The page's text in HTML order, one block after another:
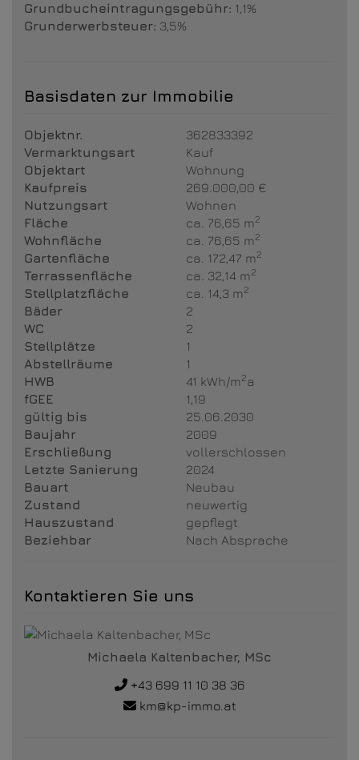
Grundbucheintragungsgebühr: 1,1%
Grunderwerbsteuer: 3,5%
Basisdaten zur Immobilie
Objektnr.
362833392
Vermarktungsart
Kauf
Objektart
Wohnung
Kaufpreis
269.000,00 €
Nutzungsart
Wohnen
Fläche
ca. 76,65 m2
Wohnfläche ca. 76,65 m2
Gartenfläche ca. 172,47 m2
Terrassenfläche ca. 32,14 m2
Stellplatzfläche ca. 14,3 m2
Bäder
2
WC
2
Stellplätze
1
Abstellräume
1
HWB
41 kWh/m2a
fGEE
1,19
gültig bis
25.06.2030
Baujahr
2009
Erschließung
vollerschlossen
Letzte Sanierung
2024
Bauart
Neubau
Zustand
neuwertig
Hauszustand
gepflegt
Beziehbar
Nach Absprache
Kontaktieren Sie uns
Michaela Kaltenbacher, MSc
+43 699 11 10 38 36
km@kp-immo.at